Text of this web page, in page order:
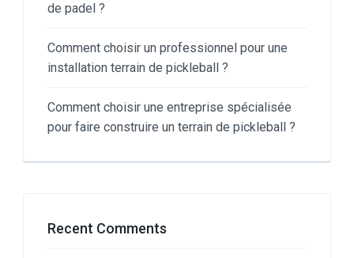
de padel ?
Comment choisir un professionnel pour une
installation terrain de pickleball ?
Comment choisir une entreprise spécialisée
pour faire construire un terrain de pickleball ?
Recent Comments